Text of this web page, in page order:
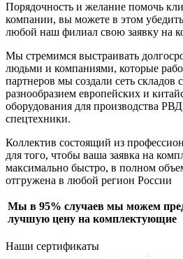
Порядочность и желание помочь
компании, вы можете в этом
любой наш филиал свою заявку на
Мы стремимся выстраивать
людьми и компаниями, которые
партнеров мы создали сеть складов
разнообразием европейских и
оборудования для производства
спецтехники.
Коллектив состоящий из
для того, чтобы ваша заявка на
максимально быстро, в полном
отгружена в любой регион России
Мы в 95% случаев мы можем
лучшую цену на комплектующие
Наши сертификаты